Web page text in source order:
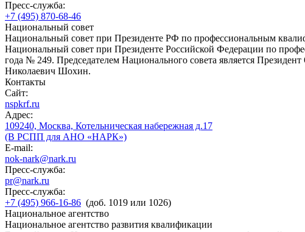
Пресс-служба:
+7 (495) 870-68-46
Национальный совет
Национальный совет при Президенте РФ по профессиональным
Национальный совет при Президенте Российской Федерации по
года № 249. Председателем Национального совета является
Николаевич Шохин.
Контакты
Сайт:
nspkrf.ru
Адрес:
109240, Москва, Котельническая набережная д.17
(В РСПП для АНО «НАРК»)
E-mail:
nok-nark@nark.ru
Пресс-служба:
pr@nark.ru
Пресс-служба:
+7 (495) 966-16-86 (доб. 1019 или 1026)
Национальное агентство
Национальное агентство развития квалификации